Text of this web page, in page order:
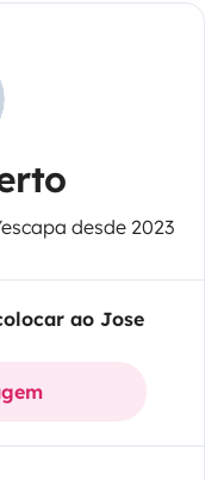
desde 2023
ao Jose